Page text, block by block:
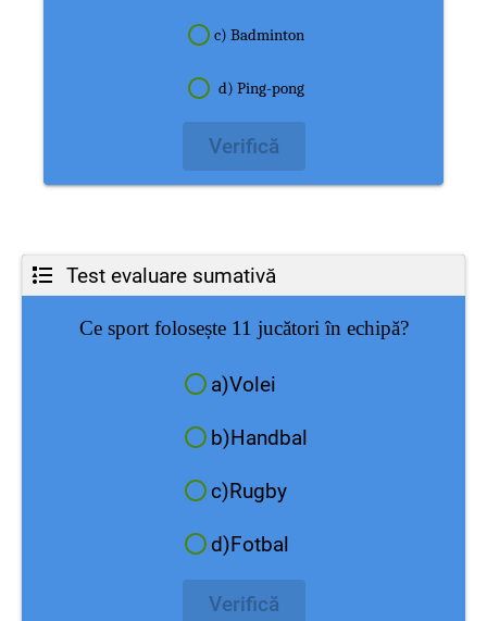
c) Badminton
d) Ping-pong
Verifică
Test evaluare sumativă
Ce sport folosește 11 jucători în echipă?
a)Volei
b)Handbal
c)Rugby
d)Fotbal
Verifică